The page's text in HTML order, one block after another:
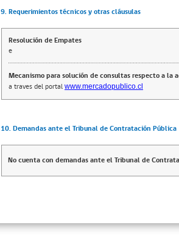
9. Requerimientos técnicos y otras cláusulas
Resolución de Empates
e
Mecanismo para solución de consultas respecto a la
a traves del portal www.mercadopublico.cl
10. Demandas ante el Tribunal de Contratación Pública
No cuenta con demandas ante el Tribunal de